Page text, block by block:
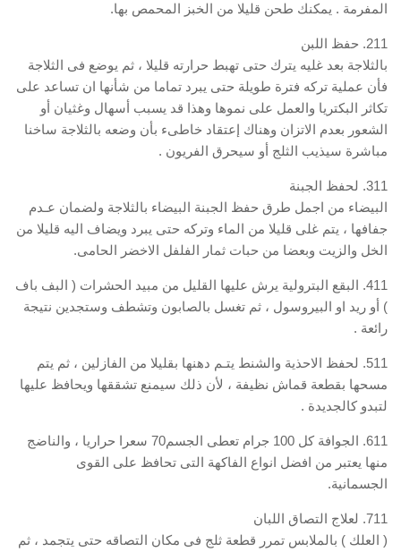
المفرمة . يمكنك طحن قليلا من الخبز المحمص بها.
211. حفظ اللبن
بالثلاجة بعد غليه يترك حتى تهبط حرارته قليلا ، ثم يوضع فى الثلاجة
فأن عملية تركه فترة طويلة حتى يبرد تماما من شأنها ان تساعد على
تكاثر البكتريا والعمل على نموها وهذا قد يسبب أسهال وغثيان أو
الشعور بعدم الاتزان وهناك إعتقاد خاطىء بأن وضعه بالثلاجة ساخنا
مباشرة سيذيب الثلج أو سيحرق الفريون .
311. لحفظ الجبنة
البيضاء من اجمل طرق حفظ الجبنة البيضاء بالثلاجة ولضمان عـدم
جفافها ، يتم غلى قليلا من الماء وتركه حتى يبرد ويضاف اليه قليلا من
الخل والزيت وبعضا من حبات ثمار الفلفل الاخضر الحامى.
411. البقع البترولية يرش عليها القليل من مبيد الحشرات ( البف باف
) أو ريد او البيروسول ، ثم تغسل بالصابون وتشطف وستجدين نتيجة
رائعة .
511. لحفظ الاحذية والشنط يتـم دهنها بقليلا من الفازلين ، ثم يتم
مسحها بقطعة قماش نظيفة ، لأن ذلك سيمنع تشققها ويحافظ عليها
لتبدو كالجديدة .
611. الجوافة كل 100 جرام تعطى الجسم70 سعرا حراريا ، والناضج
منها يعتبر من افضل انواع الفاكهة التى تحافظ على القوى
الجسمانية.
711. لعلاج التصاق اللبان
( العلك ) بالملابس تمرر قطعة ثلج فى مكان التصاقه حتى يتجمد ، ثم